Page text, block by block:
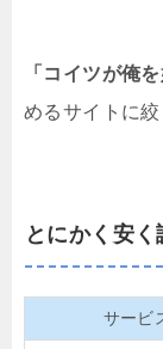
「コイツが俺
めるサイトに絞
とにかく安く
サービ